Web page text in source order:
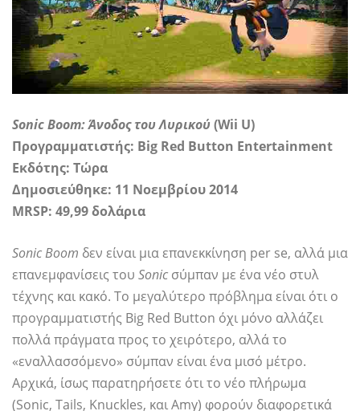
Sonic Boom: Άνοδος του Λυρικού (Wii U)
Προγραμματιστής: Big Red Button Entertainment
Εκδότης: Τώρα
Δημοσιεύθηκε: 11 Νοεμβρίου 2014
MRSP: 49,99 δολάρια
Sonic Boom δεν είναι μια επανεκκίνηση per se, αλλά μια
επανεμφανίσεις του Sonic σύμπαν με ένα νέο στυλ
τέχνης και κακό. Το μεγαλύτερο πρόβλημα είναι ότι ο
προγραμματιστής Big Red Button όχι μόνο αλλάζει
πολλά πράγματα προς το χειρότερο, αλλά το
«εναλλασσόμενο» σύμπαν είναι ένα μισό μέτρο.
Αρχικά, ίσως παρατηρήσετε ότι το νέο πλήρωμα
(Sonic, Tails, Knuckles, και Amy) φορούν διαφορετικά